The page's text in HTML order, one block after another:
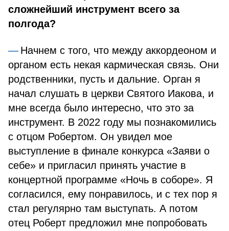
сложнейший инструмент всего за
полгода?
Начнем с того, что между аккордеоном и
органом есть некая кармическая связь. Они
родственники, пусть и дальние. Орган я
начал слушать в церкви Святого Иакова, и
мне всегда было интересно, что это за
инструмент. В 2022 году мы познакомились
с отцом Робертом. Он увидел мое
выступление в финале конкурса «Заяви о
себе» и пригласил принять участие в
концертной программе «Ночь в соборе». Я
согласился, ему понравилось, и с тех пор я
стал регулярно там выступать. А потом
отец Роберт предложил мне попробовать